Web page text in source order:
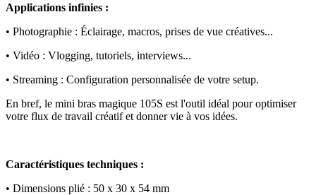
Applications infinies :
• Photographie : Éclairage, macros, prises de vue créatives...
• Vidéo : Vlogging, tutoriels, interviews...
• Streaming : Configuration personnalisée de votre setup.
En bref, le mini bras magique 105S est l'outil idéal pour optimiser
votre flux de travail créatif et donner vie à vos idées.
Caractéristiques techniques :
• Dimensions plié : 50 x 30 x 54 mm